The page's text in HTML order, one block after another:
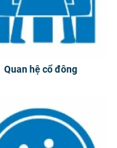
Quan hệ cổ đông